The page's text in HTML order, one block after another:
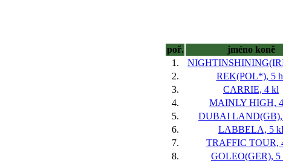
poř.
jméno koně
1.
2.
REK(POL*), 5
3.
CARRIE, 4 kl
4.
MAINLY HIGH,
5.
DUBAI LAND(GB),
6.
LABBELA, 5 kl
7.
TRAFFIC TOUR,
8.
GOLEO(GER), 5